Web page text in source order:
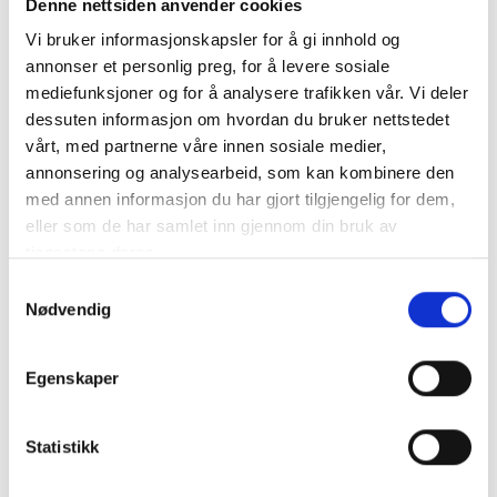
Denne nettsiden anvender cookies
Vi bruker informasjonskapsler for å gi innhold og
annonser et personlig preg, for å levere sosiale
mediefunksjoner og for å analysere trafikken vår. Vi deler
dessuten informasjon om hvordan du bruker nettstedet
vårt, med partnerne våre innen sosiale medier,
annonsering og analysearbeid, som kan kombinere den
med annen informasjon du har gjort tilgjengelig for dem,
eller som de har samlet inn gjennom din bruk av
Nødvendig
Egenskaper
Statistikk
CSUN Solpanel 410W - All black - PERC - A Grade - 7200pa -
Half Cut - 1724x1134x30mm
“All black” monokristallin solpanel av..
mer info
Får endast installeras av ett auktoriserat installatör
SKU: CSUN410-PALL
Dela den här produkten